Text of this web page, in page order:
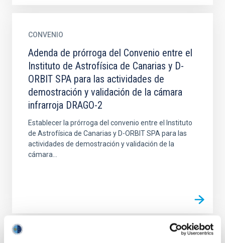
CONVENIO
Adenda de prórroga del Convenio entre el
Instituto de Astrofísica de Canarias y D-
ORBIT SPA para las actividades de
demostración y validación de la cámara
infrarroja DRAGO-2
Establecer la prórroga del convenio entre el Instituto
de Astrofísica de Canarias y D-ORBIT SPA para las
actividades de demostración y validación de la
cámara...